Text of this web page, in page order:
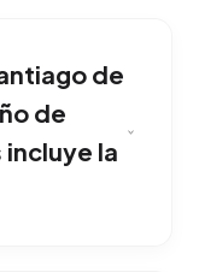
de
de
la